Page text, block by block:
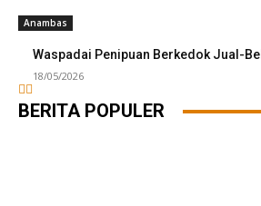
Anambas
Waspadai Penipuan Berkedok Jual-
18/05/2026
BERITA POPULER